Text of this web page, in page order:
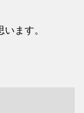
ます。